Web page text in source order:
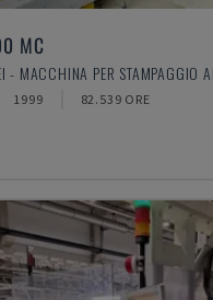
MC
- MACCHINA PER STAMPAGGIO
1999 82.539 ORE